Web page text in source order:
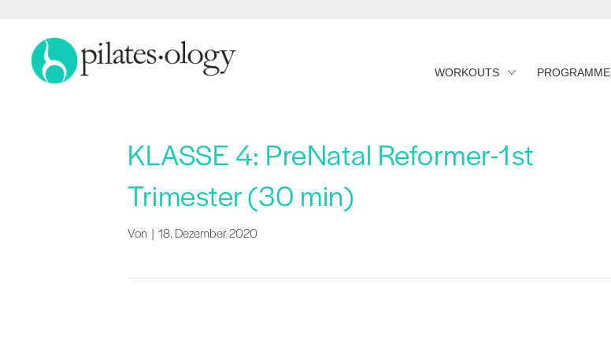
WORKOUTS PROGRAMME
KLASSE 4: PreNatal Reformer-1st
Trimester (30 min)
Von | 18. Dezember 2020